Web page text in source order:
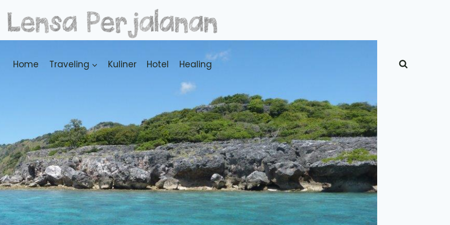
Home Traveling Kuliner Hotel Healing